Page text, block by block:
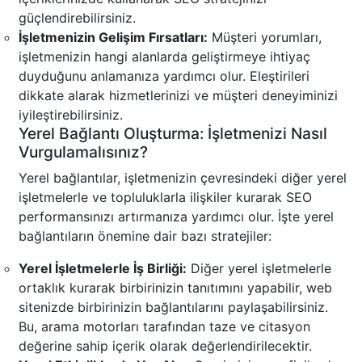
güçlendirebilirsiniz.
İşletmenizin Gelişim Fırsatları: Müşteri yorumları,
işletmenizin hangi alanlarda geliştirmeye ihtiyaç
duyduğunu anlamanıza yardımcı olur. Eleştirileri
dikkate alarak hizmetlerinizi ve müşteri deneyiminizi
iyileştirebilirsiniz.
Yerel Bağlantı Oluşturma: İşletmenizi Nasıl
Vurgulamalısınız?
Yerel bağlantılar, işletmenizin çevresindeki diğer yerel
işletmelerle ve topluluklarla ilişkiler kurarak SEO
performansınızı artırmanıza yardımcı olur. İşte yerel
bağlantıların önemine dair bazı stratejiler:
Yerel İşletmelerle İş Birliği: Diğer yerel işletmelerle
ortaklık kurarak birbirinizin tanıtımını yapabilir, web
sitenizde birbirinizin bağlantılarını paylaşabilirsiniz.
Bu, arama motorları tarafından taze ve citasyon
değerine sahip içerik olarak değerlendirilecektir.